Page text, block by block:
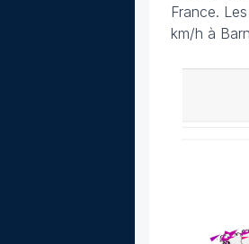
France.
km/h à